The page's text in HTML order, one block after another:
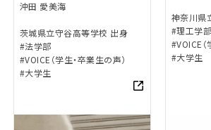
沖田 愛美海
茨城県立守谷高等学校 出身
#法学部
#VOICE（学生・卒業生の声）
#大学生
神奈川県
#理工学部
#VOICE（
#大学生